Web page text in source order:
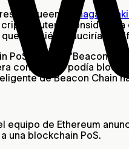
bloqueen (o "
hagan
Buterin
también reduciría
llamada "Beacon
con 32 ETH podía
de Beacon Chain
de Ethereum
una blockchain PoS.